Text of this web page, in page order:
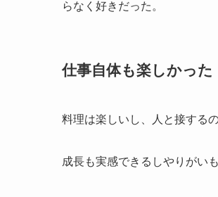
らなく好きだった。
仕事自体も楽しかった
料理は楽しいし、人と接する
成長も実感できるしやりがい